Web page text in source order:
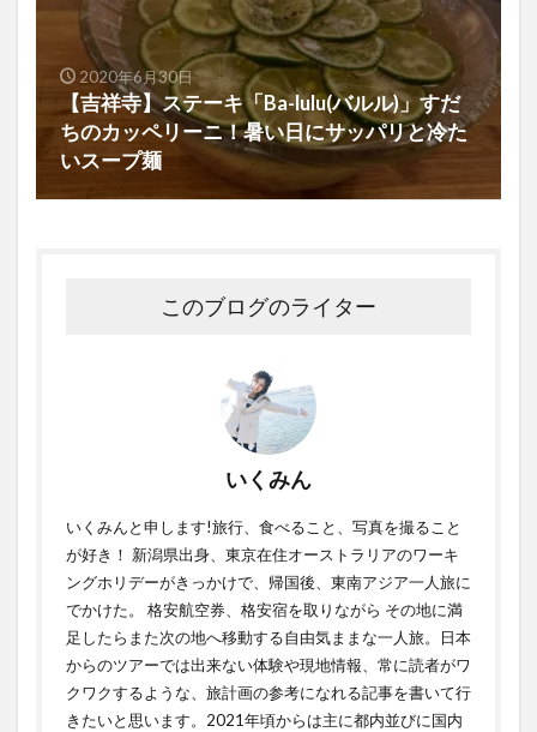
2020年6月30日
【吉祥寺】ステーキ「Ba-lulu(バルル)」すだ
ちのカッペリーニ！暑い日にサッパリと冷た
いスープ麺
このブログのライター
いくみん
いくみんと申します!旅行、食べること、写真を撮ること
が好き！ 新潟県出身、東京在住オーストラリアのワーキ
ングホリデーがきっかけで、帰国後、東南アジア一人旅に
でかけた。 格安航空券、格安宿を取りながら その地に満
足したらまた次の地へ移動する自由気ままな一人旅。日本
からのツアーでは出来ない体験や現地情報、常に読者がワ
クワクするような、旅計画の参考になれる記事を書いて行
きたいと思います。2021年頃からは主に都内並びに国内